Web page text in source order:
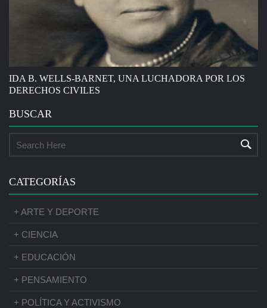
IDA B. WELLS-BARNET, UNA LUCHADORA POR LOS
DERECHOS CIVILES
BUSCAR
CATEGORÍAS
+ ARTE Y DEPORTE
+ CIENCIA
+ EDUCACIÓN
+ PENSAMIENTO
+ POLÍTICA Y ACTIVISMO